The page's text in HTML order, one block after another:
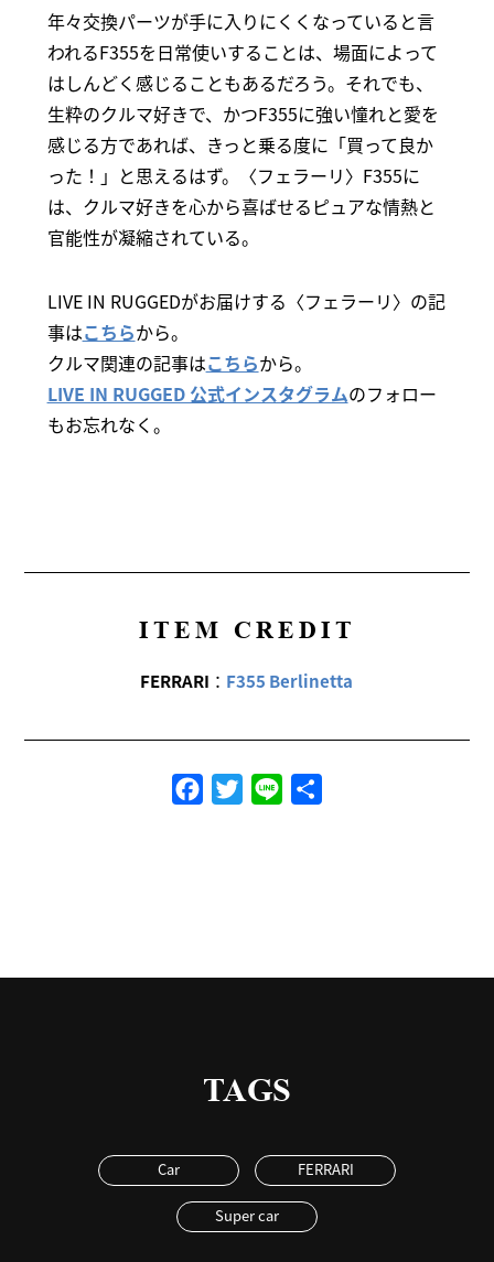
年々交換パーツが手に入りにくくなっていると言
われるF355を日常使いすることは、場面によって
はしんどく感じることもあるだろう。それでも、
生粋のクルマ好きで、かつF355に強い憧れと愛を
感じる方であれば、きっと乗る度に「買って良か
った！」と思えるはず。〈フェラーリ〉F355に
は、クルマ好きを心から喜ばせるピュアな情熱と
官能性が凝縮されている。
LIVE IN RUGGEDがお届けする〈フェラーリ〉の記
事はこちらから。
クルマ関連の記事はこちらから。
LIVE IN RUGGED 公式インスタグラムのフォロー
もお忘れなく。
ITEM CREDIT
FERRARI ： F355 Berlinetta
FacebookTwitterLine
TAGS
Car FERRARI
Super car